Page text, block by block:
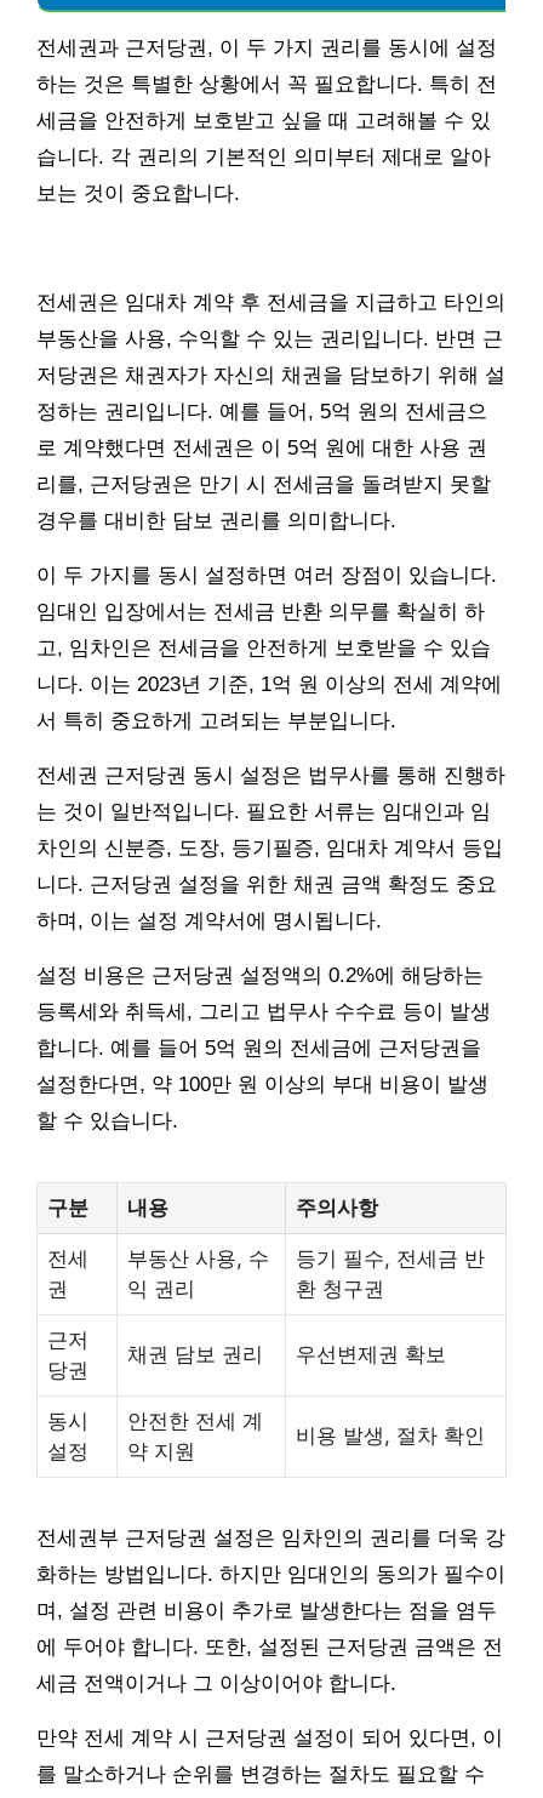
전세권과 근저당권, 이 두 가지 권리를 동시에 설정
하는 것은 특별한 상황에서 꼭 필요합니다. 특히 전
세금을 안전하게 보호받고 싶을 때 고려해볼 수 있
습니다. 각 권리의 기본적인 의미부터 제대로 알아
보는 것이 중요합니다.
전세권은 임대차 계약 후 전세금을 지급하고 타인의
부동산을 사용, 수익할 수 있는 권리입니다. 반면 근
저당권은 채권자가 자신의 채권을 담보하기 위해 설
정하는 권리입니다. 예를 들어, 5억 원의 전세금으
로 계약했다면 전세권은 이 5억 원에 대한 사용 권
리를, 근저당권은 만기 시 전세금을 돌려받지 못할
경우를 대비한 담보 권리를 의미합니다.
이 두 가지를 동시 설정하면 여러 장점이 있습니다.
임대인 입장에서는 전세금 반환 의무를 확실히 하
고, 임차인은 전세금을 안전하게 보호받을 수 있습
니다. 이는 2023년 기준, 1억 원 이상의 전세 계약에
서 특히 중요하게 고려되는 부분입니다.
전세권 근저당권 동시 설정은 법무사를 통해 진행하
는 것이 일반적입니다. 필요한 서류는 임대인과 임
차인의 신분증, 도장, 등기필증, 임대차 계약서 등입
니다. 근저당권 설정을 위한 채권 금액 확정도 중요
하며, 이는 설정 계약서에 명시됩니다.
설정 비용은 근저당권 설정액의 0.2%에 해당하는
등록세와 취득세, 그리고 법무사 수수료 등이 발생
합니다. 예를 들어 5억 원의 전세금에 근저당권을
설정한다면, 약 100만 원 이상의 부대 비용이 발생
할 수 있습니다.
구분 내용 주의사항
전세
권
부동산 사용, 수
익 권리
등기 필수, 전세금 반
환 청구권
근저
당권
채권 담보 권리 우선변제권 확보
동시
설정
안전한 전세 계
약 지원
비용 발생, 절차 확인
전세권부 근저당권 설정은 임차인의 권리를 더욱 강
화하는 방법입니다. 하지만 임대인의 동의가 필수이
며, 설정 관련 비용이 추가로 발생한다는 점을 염두
에 두어야 합니다. 또한, 설정된 근저당권 금액은 전
세금 전액이거나 그 이상이어야 합니다.
만약 전세 계약 시 근저당권 설정이 되어 있다면, 이
를 말소하거나 순위를 변경하는 절차도 필요할 수